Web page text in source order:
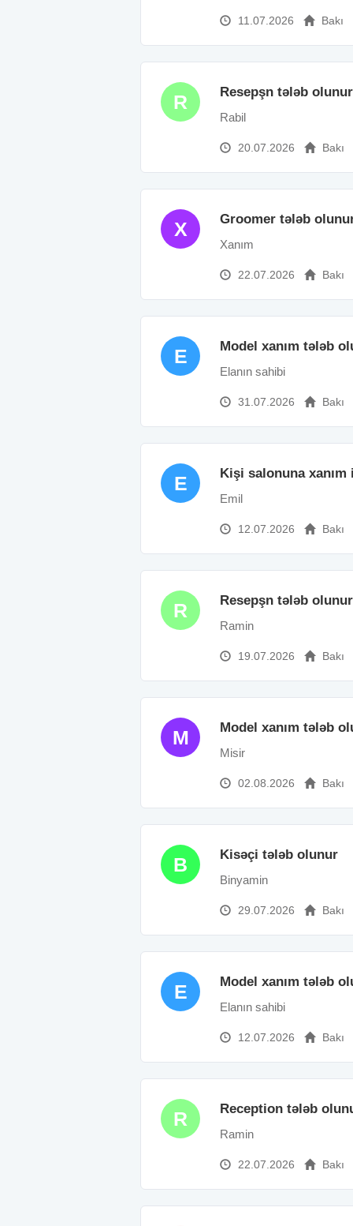
11.07.2026 Bakı
R Resepşn tələb olunur
Rabil
20.07.2026 Bakı
X Groomer tələb
Xanım
22.07.2026 Bakı
E Model xanım tələb
Elanın sahibi
31.07.2026 Bakı
E Kişi salonuna
Emil
12.07.2026 Bakı
R Resepşn tələb olunur
Ramin
19.07.2026 Bakı
M Model xanım tələb
Misir
02.08.2026 Bakı
B Kisəçi tələb olunur
Binyamin
29.07.2026 Bakı
E Model xanım tələb
Elanın sahibi
12.07.2026 Bakı
R Reception tələb
Ramin
22.07.2026 Bakı